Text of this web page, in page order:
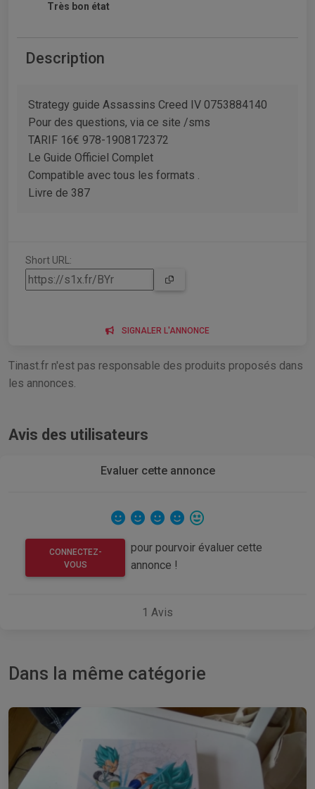
Très bon état
Description
Strategy guide Assassins Creed IV 0753884140
Pour des questions, via ce site /sms
TARIF 16€ 978-1908172372
Le Guide Officiel Complet
Compatible avec tous les formats .
Livre de 387
Short URL:
SIGNALER L'ANNONCE
Tinast.fr n'est pas responsable des produits proposés dans
les annonces.
Avis des utilisateurs
Evaluer cette annonce
CONNECTEZ-
VOUS
pour pourvoir évaluer cette
annonce !
1 Avis
Dans la même catégorie